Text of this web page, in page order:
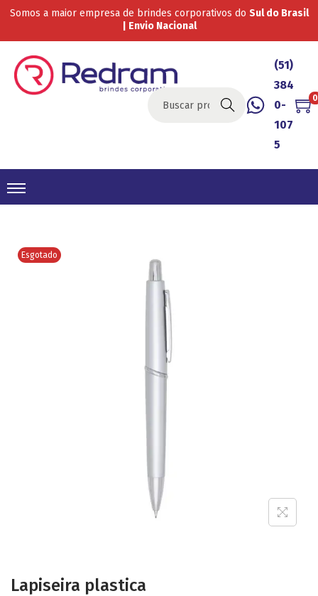
Somos a maior empresa de brindes corporativos do Sul do Brasil
| Envio Nacional
Buscar
(51)
384
0-
107
5
0
Esgotado
Lapiseira plastica